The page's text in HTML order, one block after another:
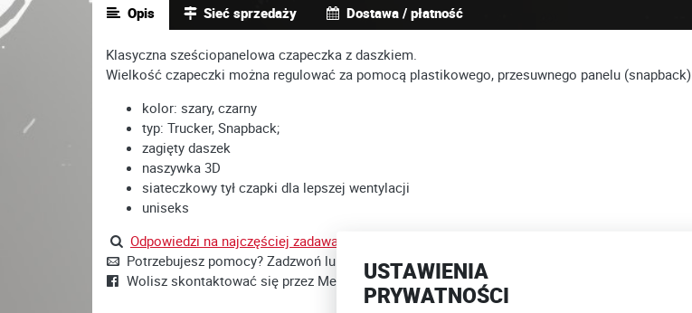
USTAWIENIA
PRYWATNOŚCI
Opis Sieć sprzedaży Dostawa / płatność
Klasyczna sześciopanelowa czapeczka z daszkiem.
Wielkość czapeczki można regulować za pomocą plastikowego, przesuwnego panelu (snapback).
kolor: szary, czarny
typ: Trucker, Snapback;
zagięty daszek
naszywka 3D
siateczkowy tył czapki dla lepszej wentylacji
uniseks
Odpowiedzi na najczęściej zadawane pytania tutaj.
Potrzebujesz pomocy? Zadzwoń lub napisz +48 502 444 571
Wolisz skontaktować się przez Messenger? Jesteśmy online!